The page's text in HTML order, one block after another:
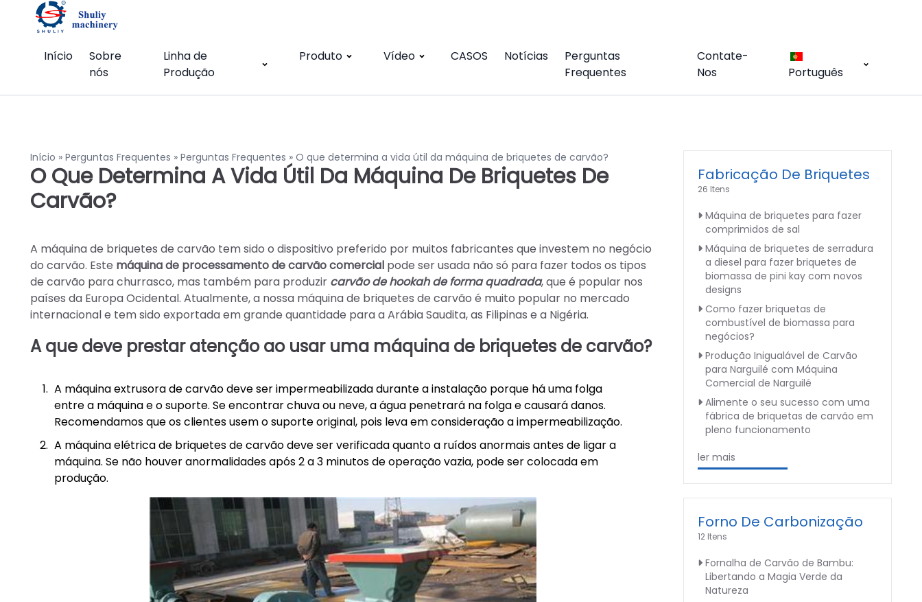
Início
Sobre
nós
Linha de
Produção
Produto Vídeo CASOS Notícias
Perguntas
Frequentes
Contate-
Nos
Português
Início » Perguntas Frequentes » Perguntas Frequentes » O que determina a vida útil da máquina de briquetes de carvão?
O Que Determina A Vida Útil Da Máquina De Briquetes De
Carvão?
A máquina de briquetes de carvão tem sido o dispositivo preferido por muitos fabricantes que investem no negócio
do carvão. Este máquina de processamento de carvão comercial pode ser usada não só para fazer todos os tipos
de carvão para churrasco, mas também para produzir carvão de hookah de forma quadrada, que é popular nos
países da Europa Ocidental. Atualmente, a nossa máquina de briquetes de carvão é muito popular no mercado
internacional e tem sido exportada em grande quantidade para a Arábia Saudita, as Filipinas e a Nigéria.
A que deve prestar atenção ao usar uma máquina de briquetes de carvão?
A máquina extrusora de carvão deve ser impermeabilizada durante a instalação porque há uma folga
entre a máquina e o suporte. Se encontrar chuva ou neve, a água penetrará na folga e causará danos.
Recomendamos que os clientes usem o suporte original, pois leva em consideração a impermeabilização.
A máquina elétrica de briquetes de carvão deve ser verificada quanto a ruídos anormais antes de ligar a
máquina. Se não houver anormalidades após 2 a 3 minutos de operação vazia, pode ser colocada em
produção.
Fabricação De Briquetes
26 Itens
Máquina de briquetes para fazer
comprimidos de sal
Máquina de briquetes de serradura
a diesel para fazer briquetes de
biomassa de pini kay com novos
designs
Como fazer briquetas de
combustível de biomassa para
negócios?
Produção Inigualável de Carvão
para Narguilé com Máquina
Comercial de Narguilé
Alimente o seu sucesso com uma
fábrica de briquetas de carvão em
pleno funcionamento
ler mais
Forno De Carbonização
12 Itens
Fornalha de Carvão de Bambu:
Libertando a Magia Verde da
Natureza